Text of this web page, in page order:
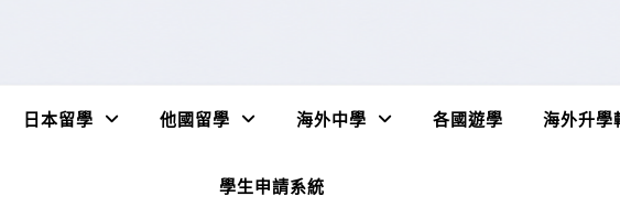
日本留學 他國留學 海外中學 各國遊學 海外升學
學生申請系統